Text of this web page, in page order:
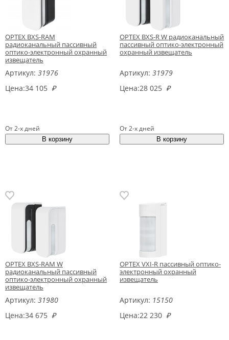
OPTEX BXS-RAM
радиоканальный пассивный
оптико-электронный охранный
извещатель
Артикул: 31976
Цена:34 105 ₽
От 2-х дней
OPTEX BXS-R W радиоканальный
пассивный оптико-электронный
охранный извещатель
Артикул: 31979
Цена:28 025 ₽
От 2-х дней
OPTEX BXS-RAM W
радиоканальный пассивный
оптико-электронный охранный
извещатель
Артикул: 31980
Цена:34 675 ₽
OPTEX VXI-R пассивный оптико-
электронный охранный
извещатель
Артикул: 15150
Цена:22 230 ₽